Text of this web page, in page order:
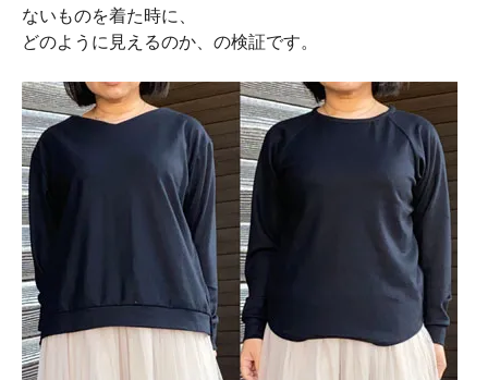
ないものを着た時に、
どのように見えるのか、の検証です。